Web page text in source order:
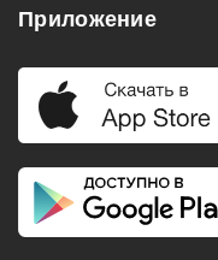
Приложение